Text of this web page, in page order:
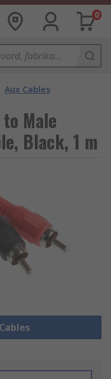
0
Aux Cables
Male
Black, 1 m